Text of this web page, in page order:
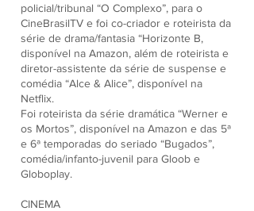
policial/tribunal “O Complexo”, para o
CineBrasilTV e foi co-criador e roteirista da
série de drama/fantasia “Horizonte B,
disponível na Amazon, além de roteirista e
diretor-assistente da série de suspense e
comédia “Alce & Alice”, disponível na
Netflix.
Foi roteirista da série dramática “Werner e
os Mortos”, disponível na Amazon e das 5ª
e 6ª temporadas do seriado “Bugados”,
comédia/infanto-juvenil para Gloob e
Globoplay.
CINEMA